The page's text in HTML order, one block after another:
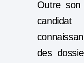
Outre
des